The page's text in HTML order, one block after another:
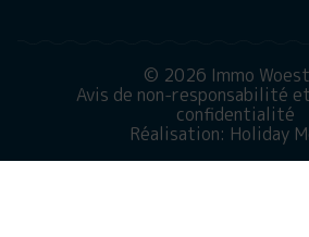
© 2026 Immo
Avis de non-responsabilité
confidentialité
Réalisation: Holiday